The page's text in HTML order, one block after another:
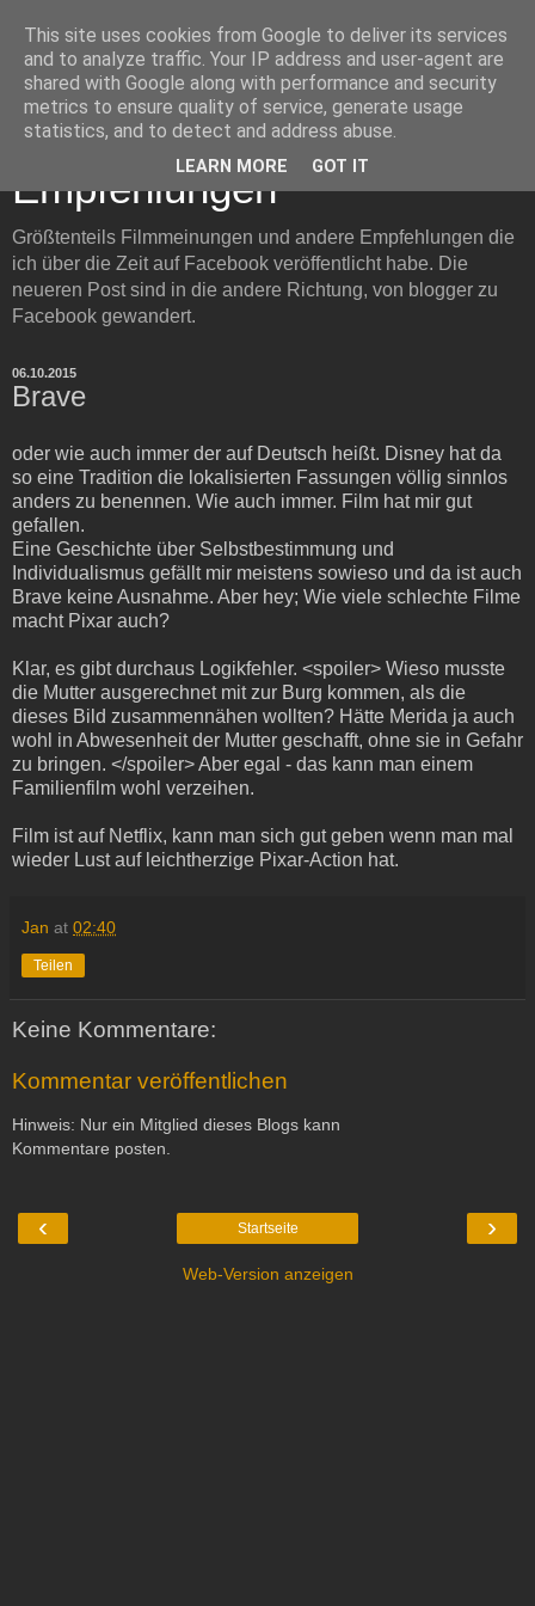
Filmmeinungen und
Empfehlungen
Größtenteils Filmmeinungen und andere Empfehlungen die
ich über die Zeit auf Facebook veröffentlicht habe. Die
neueren Post sind in die andere Richtung, von blogger zu
Facebook gewandert.
06.10.2015
Brave
oder wie auch immer der auf Deutsch heißt. Disney hat da
so eine Tradition die lokalisierten Fassungen völlig sinnlos
anders zu benennen. Wie auch immer. Film hat mir gut
gefallen.
Eine Geschichte über Selbstbestimmung und
Individualismus gefällt mir meistens sowieso und da ist auch
Brave keine Ausnahme. Aber hey; Wie viele schlechte Filme
macht Pixar auch?
Klar, es gibt durchaus Logikfehler. <spoiler> Wieso musste
die Mutter ausgerechnet mit zur Burg kommen, als die
dieses Bild zusammennähen wollten? Hätte Merida ja auch
wohl in Abwesenheit der Mutter geschafft, ohne sie in Gefahr
zu bringen. </spoiler> Aber egal - das kann man einem
Familienfilm wohl verzeihen.
Film ist auf Netflix, kann man sich gut geben wenn man mal
wieder Lust auf leichtherzige Pixar-Action hat.
Jan at 02:40
Teilen
Keine Kommentare:
Kommentar veröffentlichen
Hinweis: Nur ein Mitglied dieses Blogs kann
Kommentare posten.
‹ ›
Startseite
Web-Version anzeigen
This site uses cookies from Google to deliver its services
and to analyze traffic. Your IP address and user-agent are
shared with Google along with performance and security
metrics to ensure quality of service, generate usage
statistics, and to detect and address abuse.
LEARN MORE GOT IT